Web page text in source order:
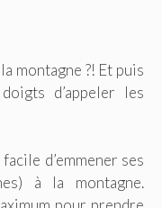
montagne ?! Et puis
d’appeler les
d’emmener ses
à la montagne.